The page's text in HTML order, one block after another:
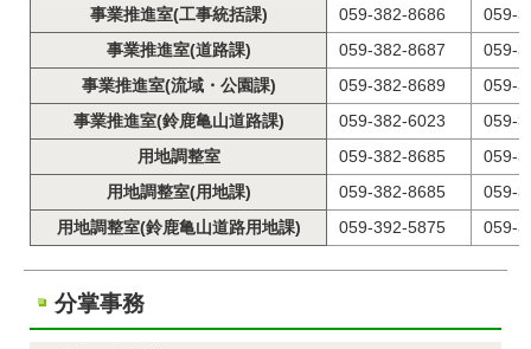
事業推進室(工事統括課)
059-382-8686
059-
事業推進室(道路課)
059-382-8687
059-
事業推進室(流域・公園課)
059-382-8689
059-
事業推進室(鈴鹿亀山道路課)
059-382-6023
059-
用地調整室
059-382-8685
059-
用地調整室(用地課)
059-382-8685
059-
用地調整室(鈴鹿亀山道路用地課)
059-392-5875 059-
分掌事務